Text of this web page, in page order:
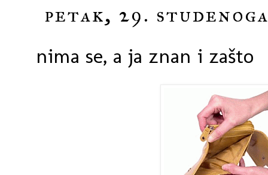
petak, 29.
nima se, a ja znan i zašto